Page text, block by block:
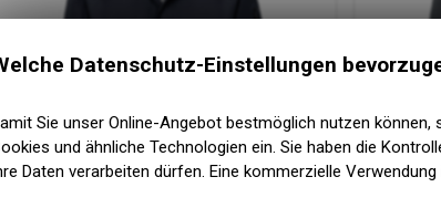
Datenschutz-Einstellungen
Sie unser Online-Angebot bestmöglich nutzen
und ähnliche Technologien ein. Sie haben die
Daten verarbeiten dürfen. Eine kommerzielle